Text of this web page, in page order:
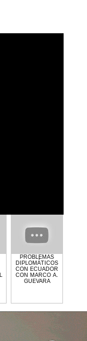
PROBLEMAS
DIPLOMÁTICOS
CON ECUADOR
CON MARCO A.
GUEVARA